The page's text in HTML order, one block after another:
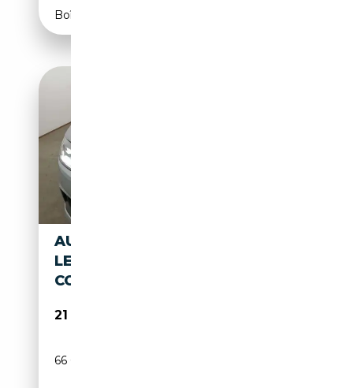
Boîte automatique
AUDI A4 LIM. 30 TDI
LED*NAVITOUCH*DAB*PDC*A
CC*1HAND
21 950€
66 600 km